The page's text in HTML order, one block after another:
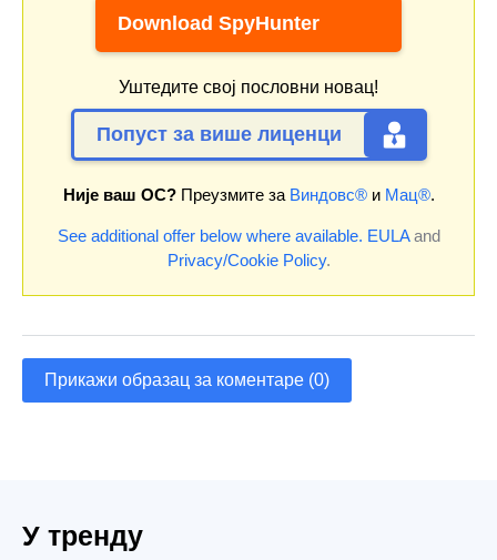
Download SpyHunter
Уштедите свој пословни новац!
Попуст за више лиценци
Није ваш ОС?Преузмите за Виндовс®и Мац®.
See additional offer below where available. EULAand
Privacy/Cookie Policy.
Прикажи образац за коментаре (0)
У тренду